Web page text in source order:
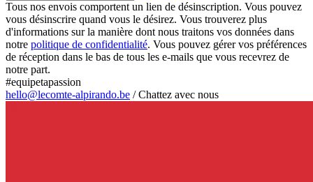
Tous nos envois comportent un lien de désinscription. Vous pouvez
vous désinscrire quand vous le désirez. Vous trouverez plus
d'informations sur la manière dont nous traitons vos données dans
notre politique de confidentialité. Vous pouvez gérer vos préférences
de réception dans le bas de tous les e-mails que vous recevrez de
notre part.
#equipetapassion
hello@lecomte-alpirando.be /Chattez avec nous